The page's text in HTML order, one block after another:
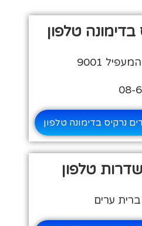
בדימונה טלפון
9001
נרקיס בדימונה טלפון
טלפון
ערים